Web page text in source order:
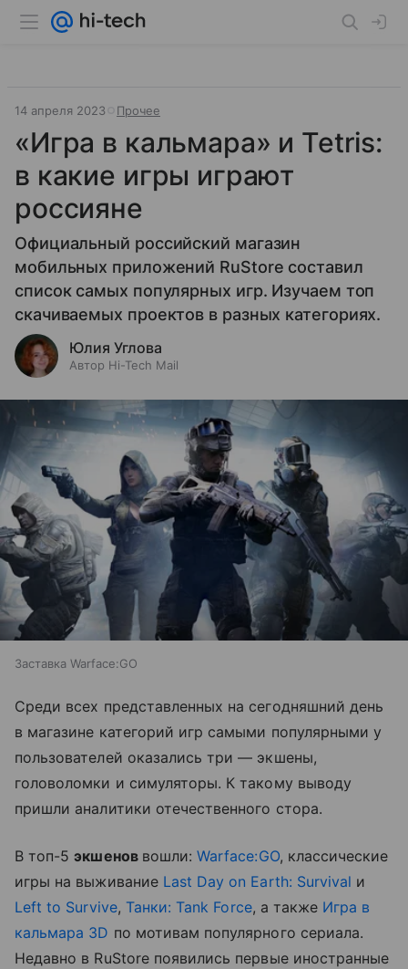
14 апреля 2023 Прочее
«Игра в кальмара» и Tetris:
в какие игры играют
россияне
Официальный российский магазин
мобильных приложений RuStore составил
список самых популярных игр. Изучаем топ
скачиваемых проектов в разных категориях.
Юлия Углова
Автор Hi-Tech Mail
Заставка Warface:GO
Среди всех представленных на сегодняшний день
в магазине категорий игр самыми популярными у
пользователей оказались три — экшены,
головоломки и симуляторы. К такому выводу
пришли аналитики отечественного стора.
В топ-5экшенов вошли:Warface:GO, классические
игры на выживание Last Day on Earth: Survival и
Left to Survive, Танки: Tank Force, а также Игра в
кальмара 3D по мотивам популярного сериала.
Недавно в RuStore появились первые иностранные